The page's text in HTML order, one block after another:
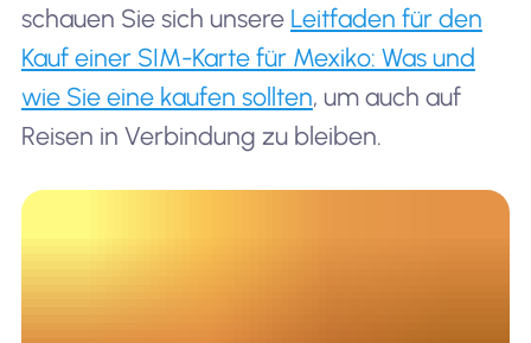
schauen Sie sich unsere Leitfaden für den
Kauf einer SIM-Karte für Mexiko: Was und
wie Sie eine kaufen sollten, um auch auf
Reisen in Verbindung zu bleiben.